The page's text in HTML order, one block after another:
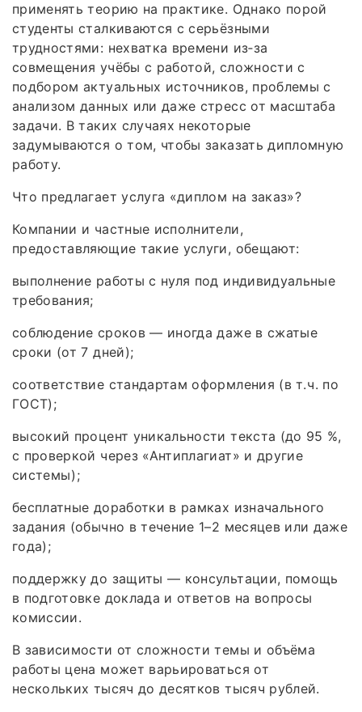
применять теорию на практике. Однако порой
студенты сталкиваются с серьёзными
трудностями: нехватка времени из‑за
совмещения учёбы с работой, сложности с
подбором актуальных источников, проблемы с
анализом данных или даже стресс от масштаба
задачи. В таких случаях некоторые
задумываются о том, чтобы заказать дипломную
работу.
Что предлагает услуга «диплом на заказ»?
Компании и частные исполнители,
предоставляющие такие услуги, обещают:
выполнение работы с нуля под индивидуальные
требования;
соблюдение сроков — иногда даже в сжатые
сроки (от 7 дней);
соответствие стандартам оформления (в т. ч. по
ГОСТ);
высокий процент уникальности текста (до 95 %,
с проверкой через «Антиплагиат» и другие
системы);
бесплатные доработки в рамках изначального
задания (обычно в течение 1–2 месяцев или даже
года);
поддержку до защиты — консультации, помощь
в подготовке доклада и ответов на вопросы
комиссии.
В зависимости от сложности темы и объёма
работы цена может варьироваться от
нескольких тысяч до десятков тысяч рублей.